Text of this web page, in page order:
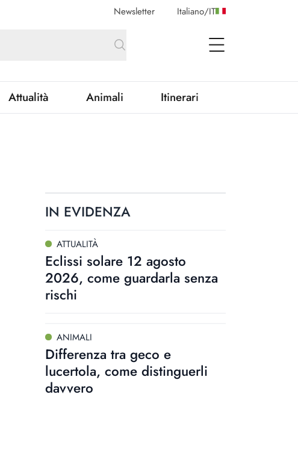
Newsletter Italiano/IT
open Menu
Attualità Animali Itinerari
IN EVIDENZA
ATTUALITÀ
Eclissi solare 12 agosto
2026, come guardarla senza
rischi
ANIMALI
Differenza tra geco e
lucertola, come distinguerli
davvero